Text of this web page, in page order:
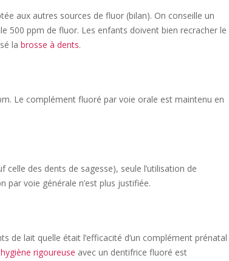
aux autres sources de fluor (bilan). On conseille un
500 ppm de fluor. Les enfants doivent bien recracher le
la brosse à dents.
Le complément fluoré par voie orale est maintenu en
des dents de sagesse), seule l’utilisation de
voie générale n’est plus justifiée.
de lait quelle était l’efficacité d’un complément prénatal
hygiène rigoureuse avec un dentifrice fluoré est